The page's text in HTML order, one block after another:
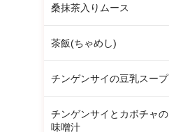
桑抹茶入りムース
茶飯(ちゃめし)
チンゲンサイの豆乳スープ
チンゲンサイとカボチャの
味噌汁